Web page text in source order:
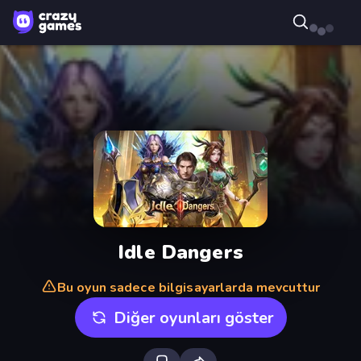
Idle Dangers
Bu oyun sadece bilgisayarlarda mevcuttur
Diğer oyunları göster